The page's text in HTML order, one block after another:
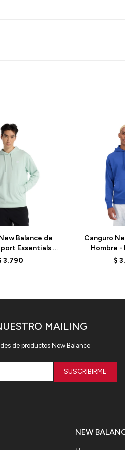
Balance de
Essentials -
- GREEN
3.790
Canguro
Hombre -
$
NEW
MAILING
de productos New Balance
SUSCRIBIRME